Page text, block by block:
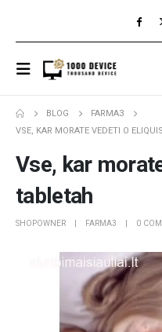
BLOG
FARMA3
VSE, KAR MORATE VEDETI O
Vse, kar
tabletah
SHOPOWNER FARMA3 0